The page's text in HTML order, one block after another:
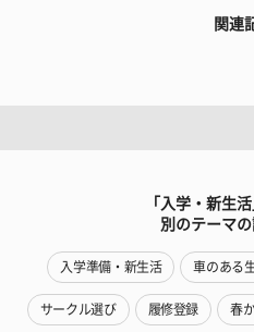
関連
「入学・新生
別のテーマ
入学準備・新生活 車のある
サークル選び 履修登録 春